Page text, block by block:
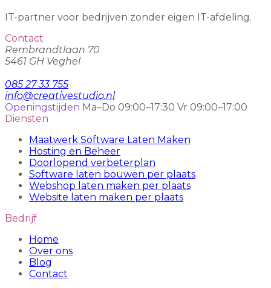
IT-partner voor bedrijven zonder eigen IT-afdeling.
Contact
Rembrandtlaan 70
5461 GH Veghel
085 27 33 755
info@creativestudio.nl
Openingstijden Ma–Do 09:00–17:30 Vr 09:00–17:00
Diensten
Maatwerk Software Laten Maken
Hosting en Beheer
Doorlopend verbeterplan
Software laten bouwen per plaats
Webshop laten maken per plaats
Website laten maken per plaats
Bedrijf
Home
Over ons
Blog
Contact